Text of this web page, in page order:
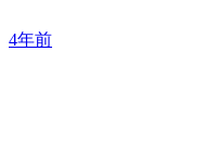
4年前